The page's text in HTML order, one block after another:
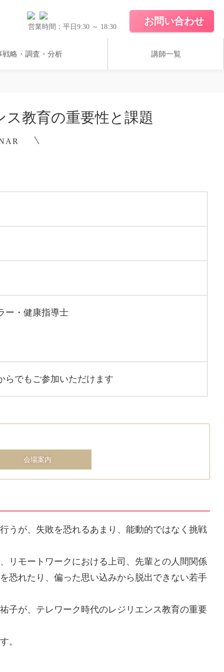
営業時間：平日9:30 ～ 18:30
お問い合わせ
戦略・調査・分析 講師一覧
導入実績
教育の重要性と課題
ー・健康指導士
らでもご参加いただけます
会場案内
うが、失敗を恐れるあまり、能動的ではなく挑戦
リモートワークにおける上司、先輩との人間関係
恐れたり、偏った思い込みから脱出できない若手
が、テレワーク時代のレジリエンス教育の重要
。